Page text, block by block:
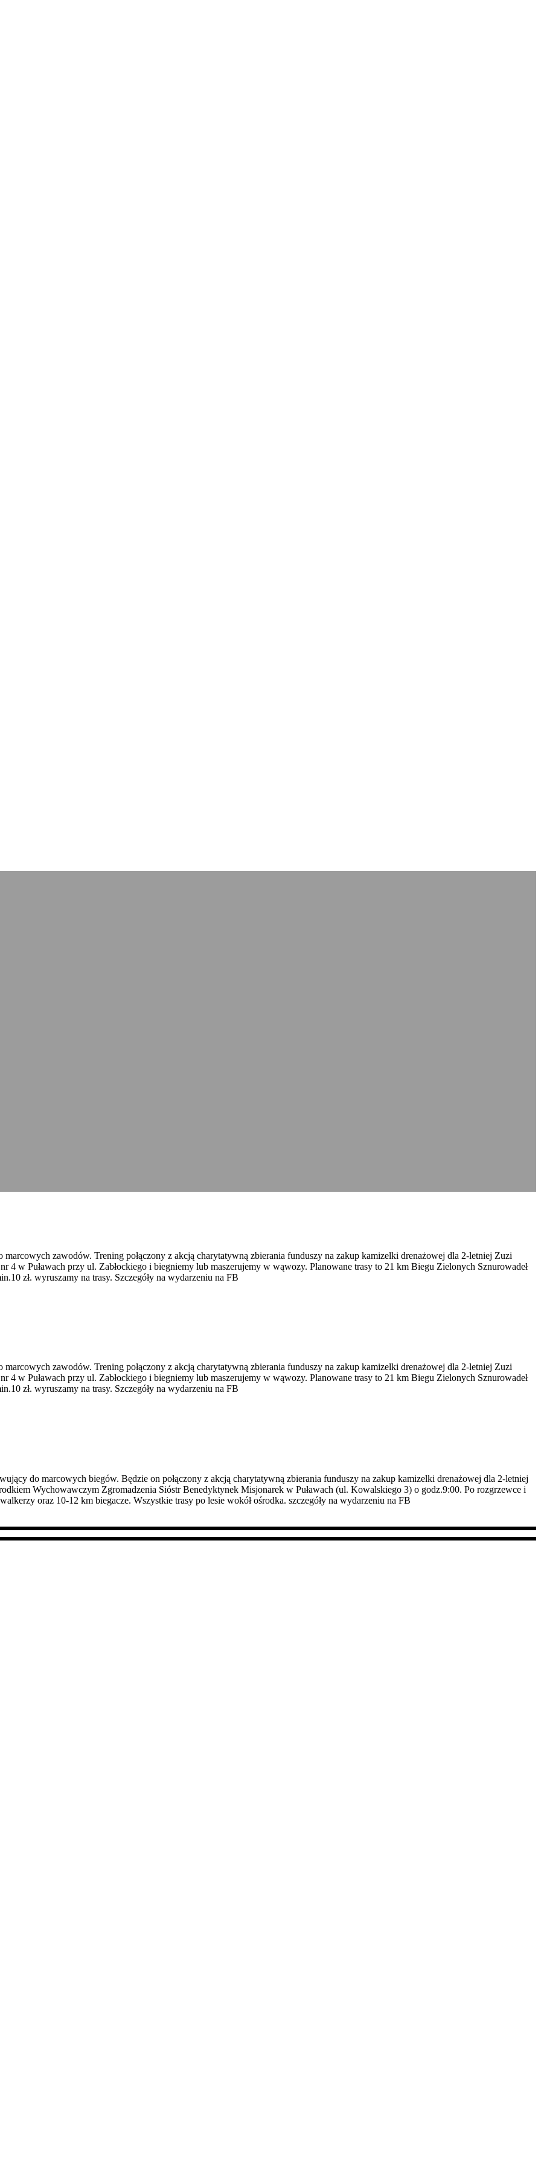
zawodów. Trening połączony z akcją charytatywną zbierania funduszy na zakup kamizelki drenażowej dla 2-letniej Zuzi
4 w Puławach przy ul. Zabłockiego i biegniemy lub maszerujemy w wąwozy. Planowane trasy to 21 km Biegu Zielonych Sznurowadeł
zł. wyruszamy na trasy. Szczegóły na wydarzeniu na FB
zawodów. Trening połączony z akcją charytatywną zbierania funduszy na zakup kamizelki drenażowej dla 2-letniej Zuzi
4 w Puławach przy ul. Zabłockiego i biegniemy lub maszerujemy w wąwozy. Planowane trasy to 21 km Biegu Zielonych Sznurowadeł
zł. wyruszamy na trasy. Szczegóły na wydarzeniu na FB
do marcowych biegów. Będzie on połączony z akcją charytatywną zbierania funduszy na zakup kamizelki drenażowej dla 2-letniej
Wychowawczym Zgromadzenia Sióstr Benedyktynek Misjonarek w Puławach (ul. Kowalskiego 3) o godz.9:00. Po rozgrzewce i
oraz 10-12 km biegacze. Wszystkie trasy po lesie wokół ośrodka. szczegóły na wydarzeniu na FB